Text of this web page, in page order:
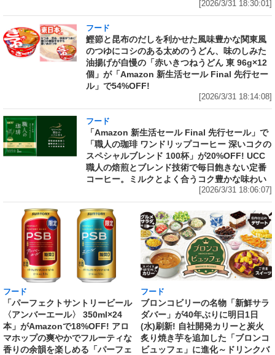
[2026/3/31 18:30:01]
フード
鰹節と昆布のだしを利かせた風味豊かな関東風
のつゆにコシのある太めのうどん、味のしみた
油揚げが自慢の「赤いきつねうどん 東 96g×12
個」が「Amazon 新生活セール Final 先行セー
ル」で54%OFF!
[2026/3/31 18:14:08]
フード
「Amazon 新生活セール Final 先行セール」で
「職人の珈琲 ワンドリップコーヒー 深いコクの
スペシャルブレンド 100杯」が20%OFF! UCC
職人の焙煎とブレンド技術で毎日飽きない定番
コーヒー。ミルクとよく合うコク豊かな味わい
[2026/3/31 18:06:07]
フード
「パーフェクトサントリービール
〈アンバーエール〉 350ml×24
本」がAmazonで18%OFF! アロ
マホップの爽やかでフルーティな
香りの余韻を楽しめる「パーフェ
フード
ブロンコビリーの名物「新鮮サラ
ダバー」が40年ぶりに明日1日
(水)刷新! 自社開発カリーと炭火
炙り焼き芋を追加した「ブロンコ
ビュッフェ」に進化～ドリンクバ